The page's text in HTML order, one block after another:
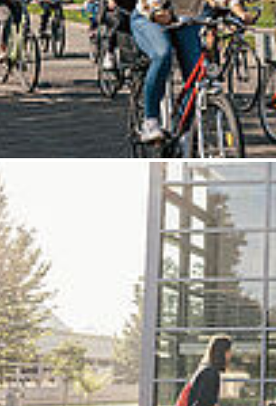
die Industrie und Technik
Stralsund präsentieren
bei der Wissenschafts- und Technik-